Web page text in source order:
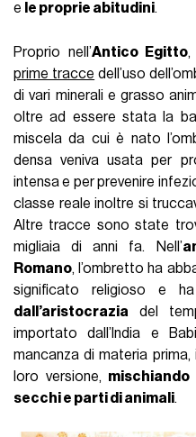
e le proprie abitudini.
Proprio nell’Antico Egitto,
prime tracce dell’uso
di vari minerali e grasso
oltre ad essere stata la
miscela da cui è nato
densa veniva usata per
intensa e per prevenire
classe reale inoltre si
Altre tracce sono state
migliaia di anni fa. Nell’
Romano, l’ombretto ha
significato religioso e
dall’aristocrazia del
importato dall’India e
mancanza di materia
loro versione,
secchi e parti di animali.